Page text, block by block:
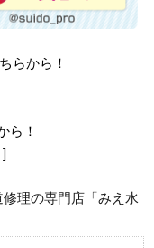
らから！
ら！
]
理の専門店「みえ水